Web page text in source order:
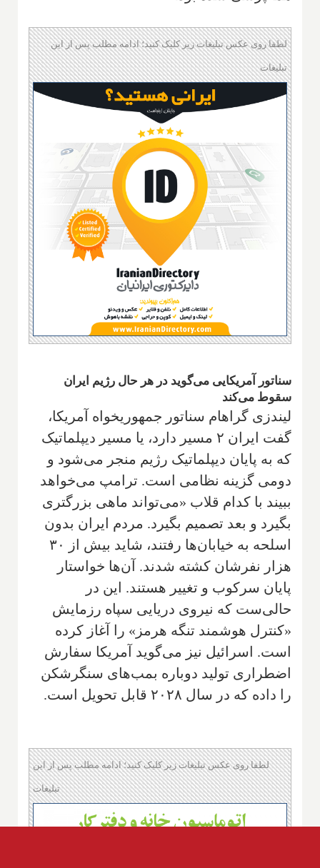
لطفا روی عکس تبلیغات زیر کلیک کنید؛ ادامه مطلب پس از این
تبلیغات
سناتور آمریکایی می‌گوید در هر حال رژیم ایران
سقوط می‌کند
لیندزی گراهام سناتور جمهوریخواه آمریکا،
گفت ایران ۲ مسیر دارد، یا مسیر دیپلماتیک
که به پایان دیپلماتیک رژیم منجر می‌شود و
دومی گزینه نظامی است. ترامپ می‌خواهد
ببیند با کدام قلاب «می‌تواند ماهی بزرگتری
بگیرد و بعد تصمیم بگیرد. مردم ایران بدون
اسلحه به خیابان‌ها رفتند، شاید بیش از ۳۰
هزار نفرشان کشته شدند. آن‌ها خواستار
پایان سرکوب و تغییر هستند. این در
حالی‌ست که نیروی دریایی سپاه رزمایش
«کنترل هوشمند تنگه هرمز» را آغاز کرده
است. اسرائیل نیز می‌گوید آمریکا سفارش
اضطراری تولید دوباره بمب‌های سنگرشکن
را داده که در سال ۲۰۲۸ قابل تحویل است.
لطفا روی عکس تبلیغات زیر کلیک کنید؛ ادامه مطلب پس از این
تبلیغات